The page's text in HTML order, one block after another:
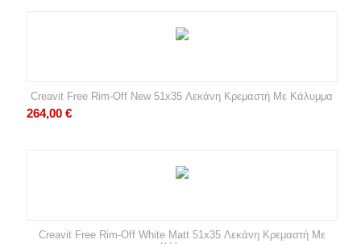
Creavit Free Rim-Off New 51x35 Λεκάνη Κρεμαστή Με Κάλυμμα
264,00 €
Creavit Free Rim-Off White Matt 51x35 Λεκάνη Κρεμαστή Με